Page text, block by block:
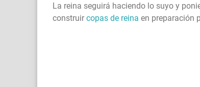
La reina seguirá haciendo lo suyo y
construir copas de reina en preparación